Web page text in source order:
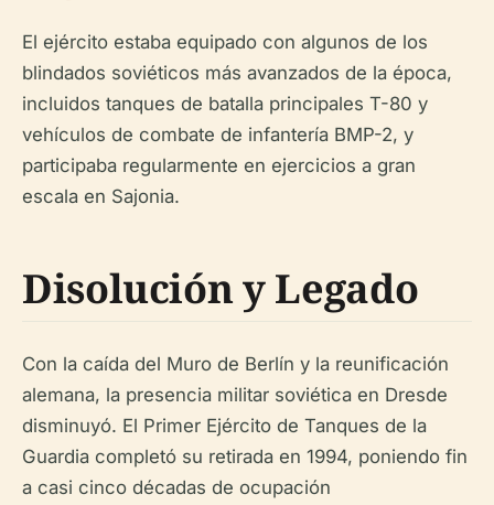
El ejército estaba equipado con algunos de los
blindados soviéticos más avanzados de la época,
incluidos tanques de batalla principales T-80 y
vehículos de combate de infantería BMP-2, y
participaba regularmente en ejercicios a gran
escala en Sajonia.
Disolución y Legado
Con la caída del Muro de Berlín y la reunificación
alemana, la presencia militar soviética en Dresde
disminuyó. El Primer Ejército de Tanques de la
Guardia completó su retirada en 1994, poniendo fin
a casi cinco décadas de ocupación